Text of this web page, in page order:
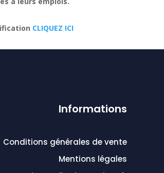
CLIQUEZ ICI
Informations
Conditions générales de vente
Mentions légales